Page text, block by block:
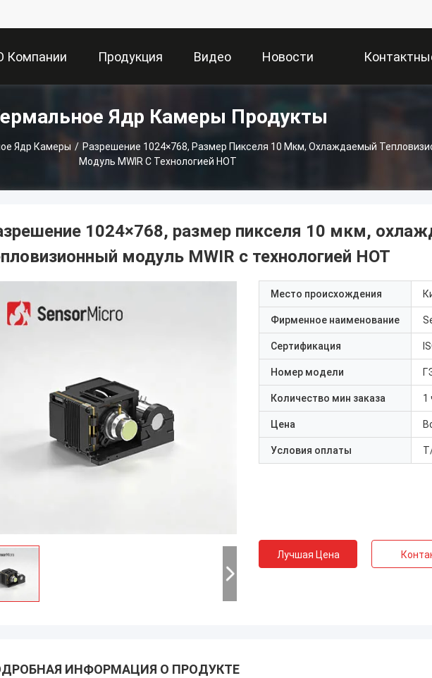
Компании Продукция Видео Новости
Ядр Камеры Продукты
Ядр Камеры / Разрешение 1024×768, Размер Пикселя 10 Мкм, Охлаждаемый
Модуль MWIR С Технологией HOT
1024×768, размер пикселя 10 мкм,
модуль MWIR с технологией HOT
Место происхождения
Фирменное наименование
Сертификация
Номер модели
Количество мин заказа 1
Цена
Условия оплаты
Лучшая Цена
ИНФОРМАЦИЯ О ПРОДУКТЕ